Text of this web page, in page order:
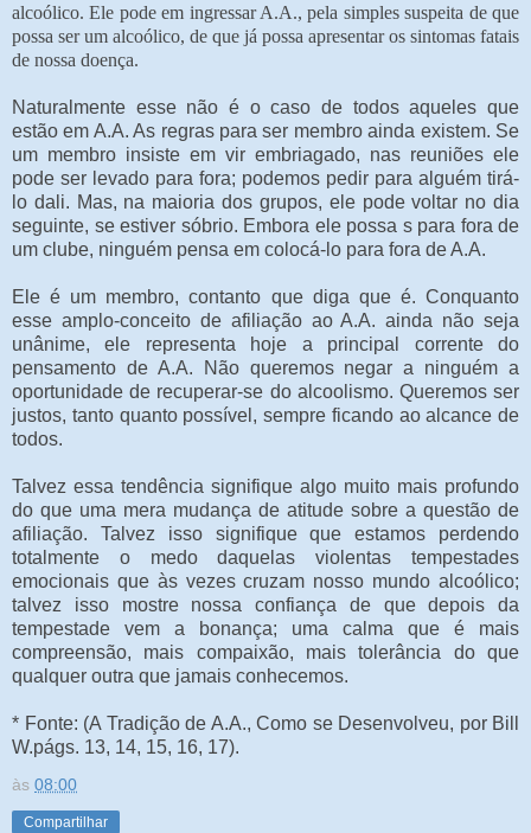
alcoólico. Ele pode em ingressar A.A., pela simples suspeita de que
possa ser um alcoólico, de que já possa apresentar os sintomas fatais
de nossa doença.
Naturalmente esse não é o caso de todos aqueles que
estão em A.A. As regras para ser membro ainda existem. Se
um membro insiste em vir embriagado, nas reuniões ele
pode ser levado para fora; podemos pedir para alguém tirá-
lo dali. Mas, na maioria dos grupos, ele pode voltar no dia
seguinte, se estiver sóbrio. Embora ele possa s para fora de
um clube, ninguém pensa em colocá-lo para fora de A.A.
Ele é um membro, contanto que diga que é. Conquanto
esse amplo-conceito de afiliação ao A.A. ainda não seja
unânime, ele representa hoje a principal corrente do
pensamento de A.A. Não queremos negar a ninguém a
oportunidade de recuperar-se do alcoolismo. Queremos ser
justos, tanto quanto possível, sempre ficando ao alcance de
todos.
Talvez essa tendência signifique algo muito mais profundo
do que uma mera mudança de atitude sobre a questão de
afiliação. Talvez isso signifique que estamos perdendo
totalmente o medo daquelas violentas tempestades
emocionais que às vezes cruzam nosso mundo alcoólico;
talvez isso mostre nossa confiança de que depois da
tempestade vem a bonança; uma calma que é mais
compreensão, mais compaixão, mais tolerância do que
qualquer outra que jamais conhecemos.
* Fonte: (A Tradição de A.A., Como se Desenvolveu, por Bill
W.págs. 13, 14, 15, 16, 17).
às 08:00
Compartilhar